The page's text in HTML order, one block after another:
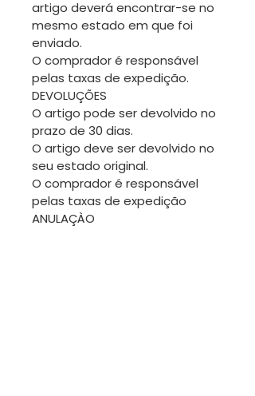
artigo deverá encontrar-se no
mesmo estado em que foi
enviado.
O comprador é responsável
pelas taxas de expedição.
DEVOLUÇÕES
O artigo pode ser devolvido no
prazo de 30 dias.
O artigo deve ser devolvido no
seu estado original.
O comprador é responsável
pelas taxas de expedição
ANULAÇÀO